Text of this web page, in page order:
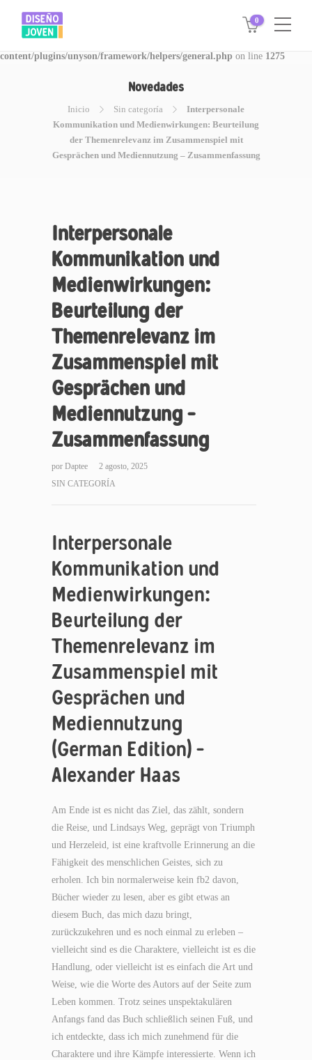
Warning: Invalid argument supplied for foreach() in
/www/disegnojoven.com.ar/htdocs/wp-
content/plugins/unyson/framework/helpers/general.php on line 1275
0
Novedades
Inicio Sin categoría
Interpersonale
Kommunikation und Medienwirkungen: Beurteilung
der Themenrelevanz im Zusammenspiel mit
Gesprächen und Mediennutzung – Zusammenfassung
Interpersonale
Kommunikation und
Medienwirkungen:
Beurteilung der
Themenrelevanz im
Zusammenspiel mit
Gesprächen und
Mediennutzung –
Zusammenfassung
por Daptee
2 agosto, 2025
SIN CATEGORÍA
Interpersonale
Kommunikation und
Medienwirkungen:
Beurteilung der
Themenrelevanz im
Zusammenspiel mit
Gesprächen und
Mediennutzung
(German Edition) –
Alexander Haas
Am Ende ist es nicht das Ziel, das zählt, sondern
die Reise, und Lindsays Weg, geprägt von Triumph
und Herzeleid, ist eine kraftvolle Erinnerung an die
Fähigkeit des menschlichen Geistes, sich zu
erholen. Ich bin normalerweise kein fb2 davon,
Bücher wieder zu lesen, aber es gibt etwas an
diesem Buch, das mich dazu bringt,
zurückzukehren und es noch einmal zu erleben –
vielleicht sind es die Charaktere, vielleicht ist es die
Handlung, oder vielleicht ist es einfach die Art und
Weise, wie die Worte des Autors auf der Seite zum
Leben kommen. Trotz seines unspektakulären
Anfangs fand das Buch schließlich seinen Fuß, und
ich entdeckte, dass ich mich zunehmend für die
Charaktere und ihre Kämpfe interessierte. Wenn ich